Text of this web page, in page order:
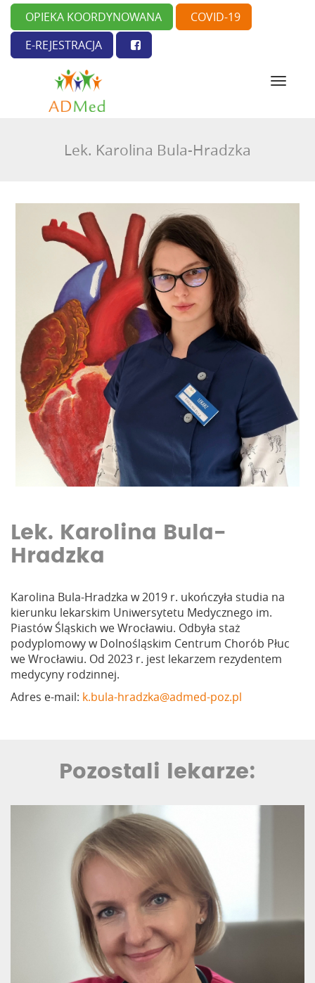
OPIEKA KOORDYNOWANA
COVID-19
E-REJESTRACJA
N
a
Lek. Karolina Bula-Hradzka
Lek. Karolina Bula-
Hradzka
Karolina Bula-Hradzka w 2019 r. ukończyła studia na
kierunku lekarskim Uniwersytetu Medycznego im.
Piastów Śląskich we Wrocławiu. Odbyła staż
podyplomowy w Dolnośląskim Centrum Chorób Płuc
we Wrocławiu. Od 2023 r. jest lekarzem rezydentem
medycyny rodzinnej.
Adres e-mail: k.bula-hradzka@admed-poz.pl
Pozostali lekarze: